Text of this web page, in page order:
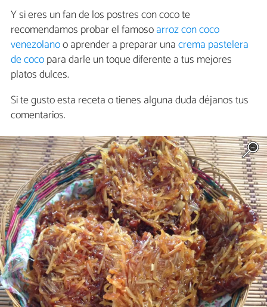
Y si eres un fan de los postres con coco te
recomendamos probar el famosoarroz con coco
venezolanoo aprender a preparar unacrema pastelera
de cocopara darle un toque diferente a tus mejores
platos dulces.
Si te gusto esta receta o tienes alguna duda déjanos tus
comentarios.